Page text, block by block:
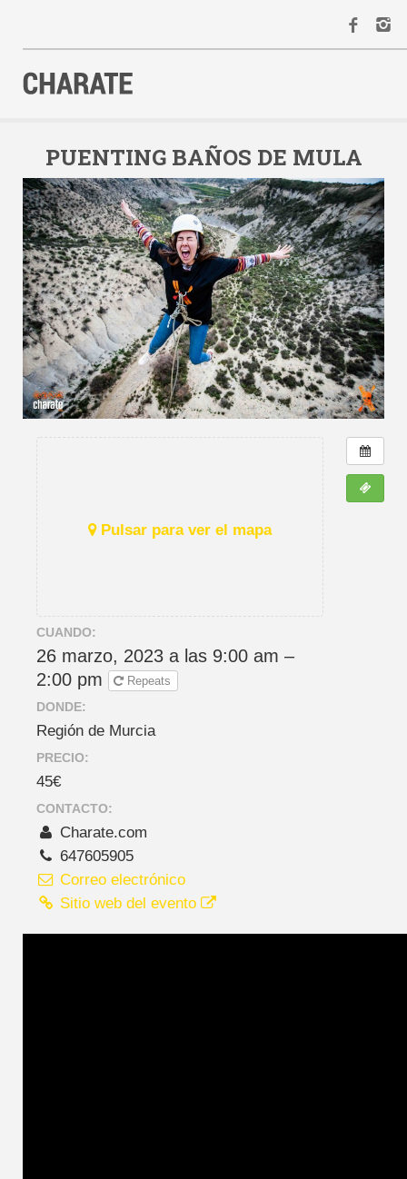
AGENDA
ACTIVIDADES
ALQUILER
EQUIPO
CONTACTO
PUENTING BAÑOS DE MULA
Pulsar para ver el mapa
CUANDO:
26 marzo, 2023 a las 9:00 am –
2:00 pm
Repeats
DONDE:
Región de Murcia
PRECIO:
45€
CONTACTO:
Charate.com
647605905
Correo electrónico
Sitio web del evento